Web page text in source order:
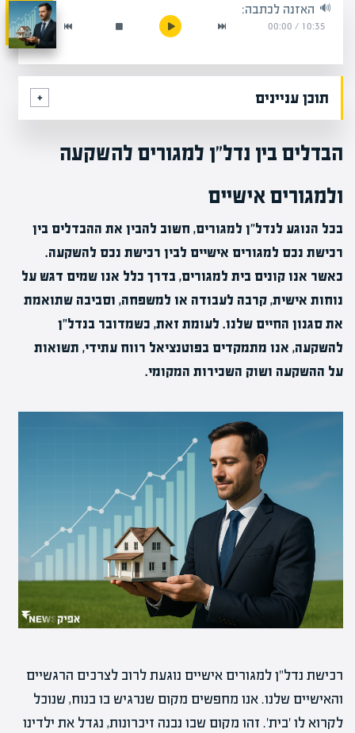
האזנה לכתבה:
10:35
/
00:00
תוכן עניינים
הבדלים בין נדל"ן למגורים להשקעה
ולמגורים אישיים
בכל הנוגע לנדל"ן למגורים, חשוב להבין את ההבדלים בין
רכישת נכס למגורים אישיים לבין רכישת נכס להשקעה.
כאשר אנו קונים בית למגורים, בדרך כלל אנו שמים דגש על
נוחות אישית, קרבה לעבודה או למשפחה, וסביבה שתואמת
את סגנון החיים שלנו. לעומת זאת, כשמדובר בנדל"ן
להשקעה, אנו מתמקדים בפוטנציאל רווח עתידי, תשואות
על ההשקעה ושוק השכירות המקומי.
רכישת נדל"ן למגורים אישיים נוגעת לרוב לצרכים הרגשיים
והאישיים שלנו. אנו מחפשים מקום שנרגיש בו בנוח, שנוכל
לקרוא לו 'בית'. זהו מקום שבו נבנה זיכרונות, נגדל את ילדינו